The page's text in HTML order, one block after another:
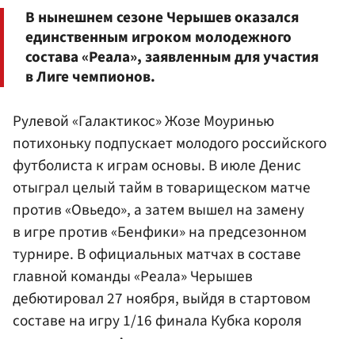
В нынешнем сезоне Черышев оказался
единственным игроком молодежного
состава «Реала», заявленным для участия
в Лиге чемпионов.
Рулевой «Галактикос» Жозе Моуринью
потихоньку подпускает молодого российского
футболиста к играм основы. В июле Денис
отыграл целый тайм в товарищеском матче
против «Овьедо», а затем вышел на замену
в игре против «Бенфики» на предсезонном
турнире. В официальных матчах в составе
главной команды «Реала» Черышев
дебютировал 27 ноября, выйдя в стартовом
составе на игру 1/16 финала Кубка короля